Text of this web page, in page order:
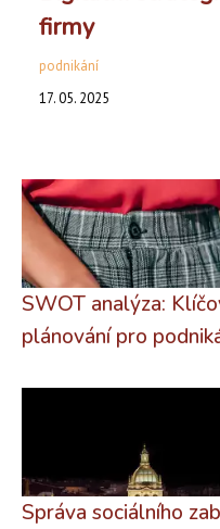
firmy
podnikání
17. 05. 2025
SWOT analýza:
plánování pro
Správa sociálního